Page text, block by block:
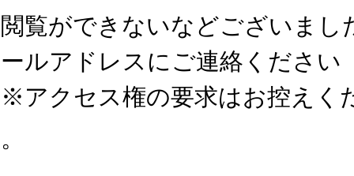
閲覧ができないなどございま
ールアドレスにご連絡ください
​※アクセス権の要求はお控えく
。